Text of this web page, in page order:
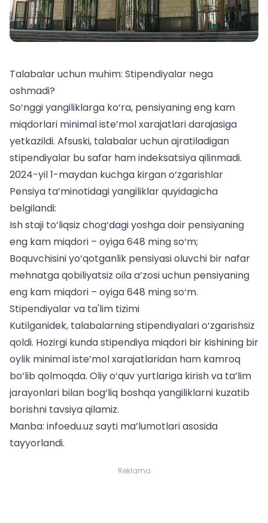
Talabalar uchun muhim: Stipendiyalar nega
oshmadi?
So‘nggi yangiliklarga ko‘ra, pensiyaning eng kam
miqdorlari minimal iste’mol xarajatlari darajasiga
yetkazildi. Afsuski, talabalar uchunajratiladigan
stipendiyalar bu safar ham indeksatsiya qilinmadi.
2024-yil 1-maydan kuchga kirgan o‘zgarishlar
Pensiya ta’minotidagi yangiliklar quyidagicha
belgilandi:
Ish staji to‘liqsiz chog‘dagi yoshga doir pensiyaning
eng kam miqdori – oyiga 648 ming so‘m;
Boquvchisini yo‘qotganlik pensiyasi oluvchi bir nafar
mehnatga qobiliyatsiz oila a’zosi uchun pensiyaning
eng kam miqdori – oyiga 648 ming so‘m.
Stipendiyalar va ta'lim tizimi
Kutilganidek, talabalarning stipendiyalari o‘zgarishsiz
qoldi. Hozirgi kunda stipendiya miqdori bir kishining bir
oylik minimal iste’mol xarajatlaridan ham kamroq
bo‘lib qolmoqda. Oliy o‘quv yurtlariga kirishva ta’lim
jarayonlari bilan bog‘liq boshqa yangiliklarni kuzatib
borishni tavsiya qilamiz.
Manba: infoedu.uz sayti ma’lumotlari asosida
tayyorlandi.
Reklama